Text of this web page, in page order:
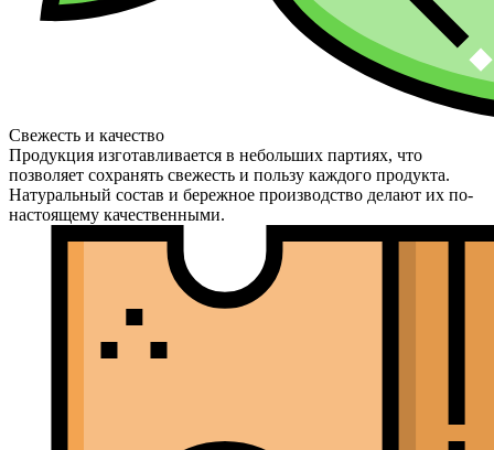
Свежесть и качество
Продукция изготавливается в небольших партиях, что
позволяет сохранять свежесть и пользу каждого продукта.
Натуральный состав и бережное производство делают их по-
настоящему качественными.